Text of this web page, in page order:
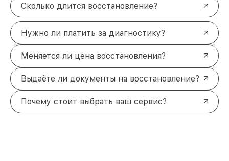
Сколько длится восстановление?
Нужно ли платить за диагностику?
Меняется ли цена восстановления?
Выдаёте ли документы на восстановление?
Почему стоит выбрать ваш сервис?